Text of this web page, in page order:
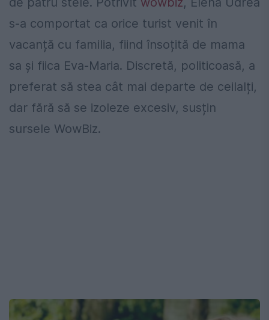
s-a comportat ca orice turist venit în
vacanță cu familia, fiind însoțită de mama
sa și fiica Eva-Maria. Discretă, politicoasă, a
preferat să stea cât mai departe de ceilalți,
dar fără să se izoleze excesiv, susțin
sursele WowBiz.